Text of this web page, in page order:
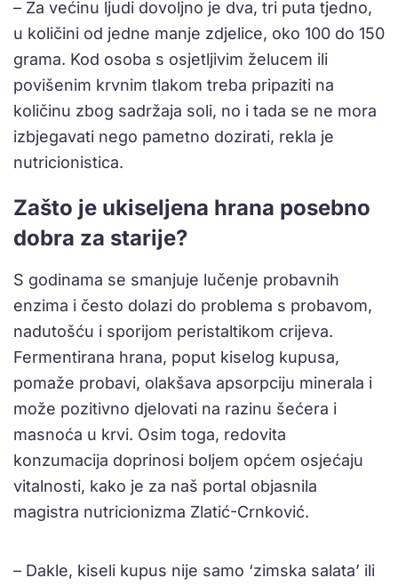
– Za većinu ljudi dovoljno je dva, tri puta tjedno,
u količini od jedne manje zdjelice, oko 100 do 150
grama. Kod osoba s osjetljivim želucem ili
povišenim krvnim tlakom treba pripaziti na
količinu zbog sadržaja soli, no i tada se ne mora
izbjegavati nego pametno dozirati, rekla je
nutricionistica.
Zašto je ukiseljena hrana posebno
dobra za starije?
S godinama se smanjuje lučenje probavnih
enzima i često dolazi do problema s probavom,
nadutošću i sporijom peristaltikom crijeva.
Fermentirana hrana, poput kiselog kupusa,
pomaže probavi, olakšava apsorpciju minerala i
može pozitivno djelovati na razinu šećera i
masnoća u krvi. Osim toga, redovita
konzumacija doprinosi boljem općem osjećaju
vitalnosti, kako je za naš portal objasnila
magistra nutricionizma Zlatić-Crnković.
– Dakle, kiseli kupus nije samo ‘zimska salata’ ili